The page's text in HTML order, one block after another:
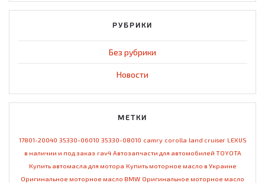
РУБРИКИ
Без рубрики
Новости
МЕТКИ
17801-20040 35330-06010 35330-08010 camry corolla land cruiser LEXUS
в наличии и под заказ rav4 Автозапчасти для автомобилей TOYOTA
Купить автомасла для мотора Купить моторное масло в Украине
Оригинальное моторное масло BMW Оригинальное моторное масло